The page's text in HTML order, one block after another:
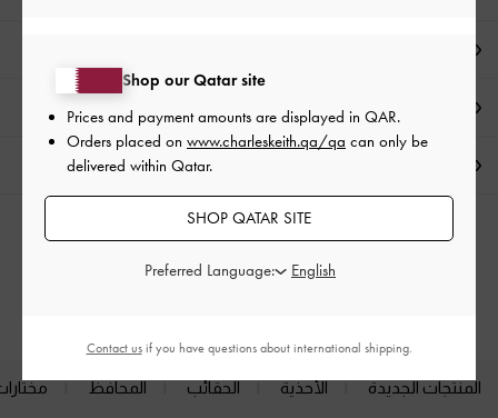
العروض الحصرية
الفئات ذات الصلة
المنتجات الجديدة الأحذية الحقائب المحافظ
Shop our Qatar site
Prices and payment amounts are displayed in QAR.
Orders placed on www.charleskeith.qa/qa can only be
delivered within Qatar.
SHOP QATAR SITE
Preferred Language:
Contact usif you have questions about international shipping.